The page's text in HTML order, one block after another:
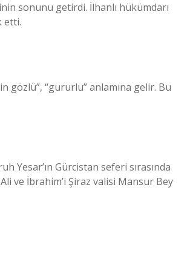
sonunu getirdi. İlhanlı hükümdarı
etti.
gözlü”, “gururlu” anlamına gelir. Bu
Yesar’ın Gürcistan seferi sırasında
ve İbrahim’i Şiraz valisi Mansur Bey